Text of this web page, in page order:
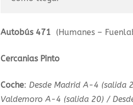
Autobús 471 (Humanes –
Cercanias Pinto
Coche: Desde Madrid A-4 (salida
Valdemoro A-4 (salida 20) /